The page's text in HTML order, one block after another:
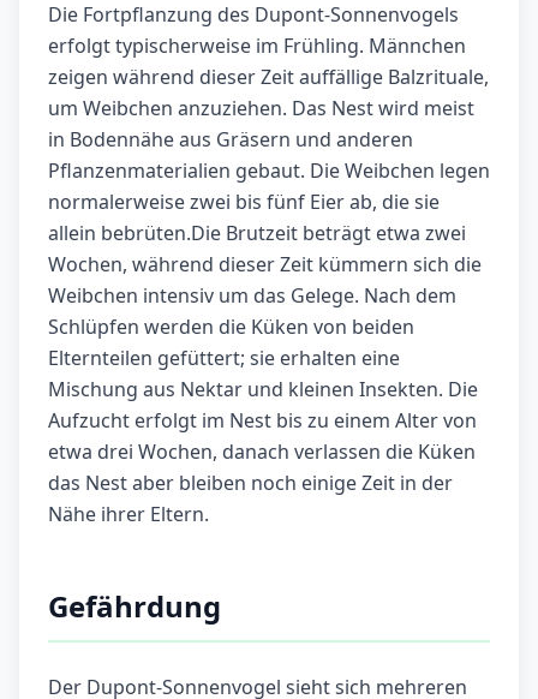
Die Fortpflanzung des Dupont-Sonnenvogels
erfolgt typischerweise im Frühling. Männchen
zeigen während dieser Zeit auffällige Balzrituale,
um Weibchen anzuziehen. Das Nest wird meist
in Bodennähe aus Gräsern und anderen
Pflanzenmaterialien gebaut. Die Weibchen legen
normalerweise zwei bis fünf Eier ab, die sie
allein bebrüten.Die Brutzeit beträgt etwa zwei
Wochen, während dieser Zeit kümmern sich die
Weibchen intensiv um das Gelege. Nach dem
Schlüpfen werden die Küken von beiden
Elternteilen gefüttert; sie erhalten eine
Mischung aus Nektar und kleinen Insekten. Die
Aufzucht erfolgt im Nest bis zu einem Alter von
etwa drei Wochen, danach verlassen die Küken
das Nest aber bleiben noch einige Zeit in der
Nähe ihrer Eltern.
Gefährdung
Der Dupont-Sonnenvogel sieht sich mehreren